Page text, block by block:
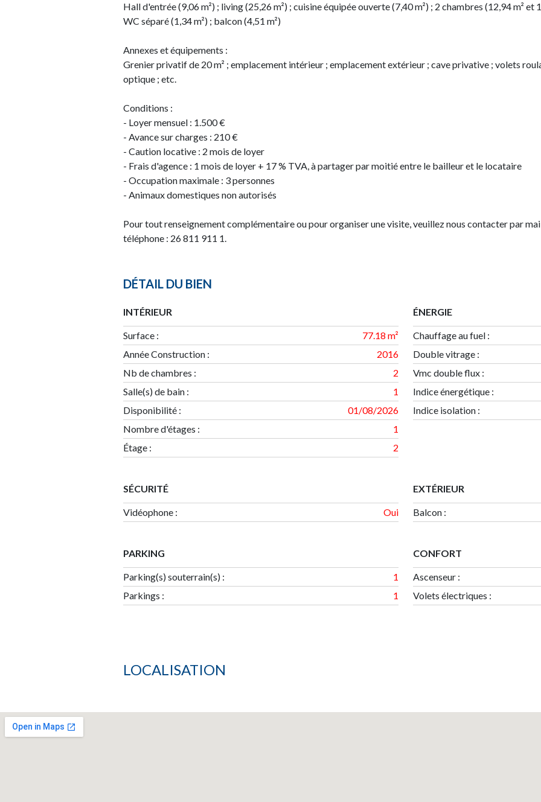
Hall d'entrée (9,06 m²) ; living (25,26 m²) ; cuisine équipée ouverte (7,40 m²) ; 2 chambres (12,94 m² et
WC séparé (1,34 m²) ; balcon (4,51 m²)
Annexes et équipements :
Grenier privatif de 20 m² ; emplacement intérieur ; emplacement extérieur ; cave privative ; volets
optique ; etc.
Conditions :
- Loyer mensuel : 1.500 €
- Avance sur charges : 210 €
- Caution locative : 2 mois de loyer
- Frais d'agence : 1 mois de loyer + 17 % TVA, à partager par moitié entre le bailleur et le locataire
- Occupation maximale : 3 personnes
- Animaux domestiques non autorisés
Pour tout renseignement complémentaire ou pour organiser une visite, veuillez nous contacter par
téléphone : 26 811 911 1.
DÉTAIL DU BIEN
INTÉRIEUR
Surface :
77.18 m²
Année Construction :
2016
Nb de chambres :
2
Salle(s) de bain :
1
Disponibilité :
01/08/2026
Nombre d'étages :
1
Étage : 2
ÉNERGIE
Chauffage au fuel :
Double vitrage :
Vmc double flux :
Indice énergétique :
Indice isolation :
SÉCURITÉ
Vidéophone : Oui
EXTÉRIEUR
Balcon :
PARKING
Parking(s) souterrain(s) :
1
Parkings : 1
CONFORT
Ascenseur :
Volets électriques :
LOCALISATION